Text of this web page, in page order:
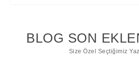
BLOG SON
Size Özel Seçtiğimiz